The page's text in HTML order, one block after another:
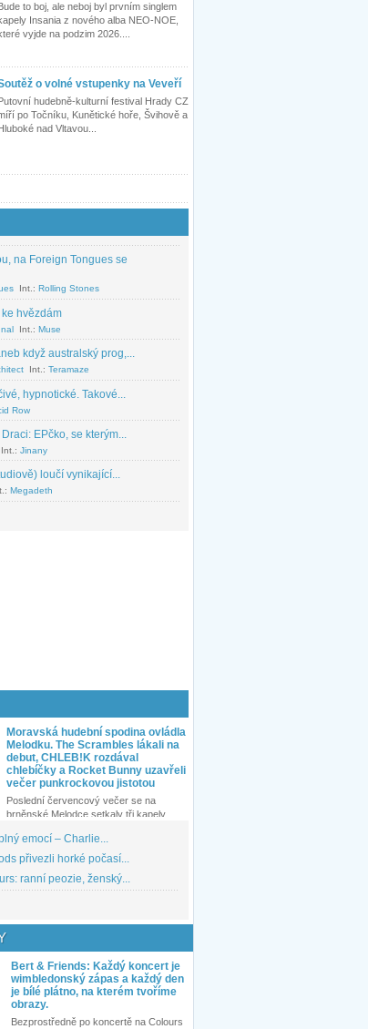
to boj, ale neboj byl prvním singlem
Insania z nového alba NEO-NOE,
vyjde na podzim 2026....
o volné vstupenky na Veveří
hudebně-kulturní festival Hrady CZ
po Točníku, Kunětické hoře, Švihově a
nad Vltavou...
na Foreign Tongues se
Int.: Rolling Stones
hvězdám
Int.: Muse
když australský prog,...
Int.: Teramaze
hypnotické. Takové...
Row
EPčko, se kterým...
Int.: Jinany
loučí vynikající...
Megadeth
Moravská hudební spodina ovládla
Melodku. The Scrambles lákali na
debut, CHLEB!K rozdával
chlebíčky a Rocket Bunny uzavřeli
večer punkrockovou jistotou
Poslední červencový večer se na
brněnské Melodce setkaly tři kapely...
emocí – Charlie...
přivezli horké počasí...
ranní peozie, ženský...
Bert & Friends: Každý koncert je
wimbledonský zápas a každý den
je bílé plátno, na kterém tvoříme
obrazy.
Bezprostředně po koncertě na Colours